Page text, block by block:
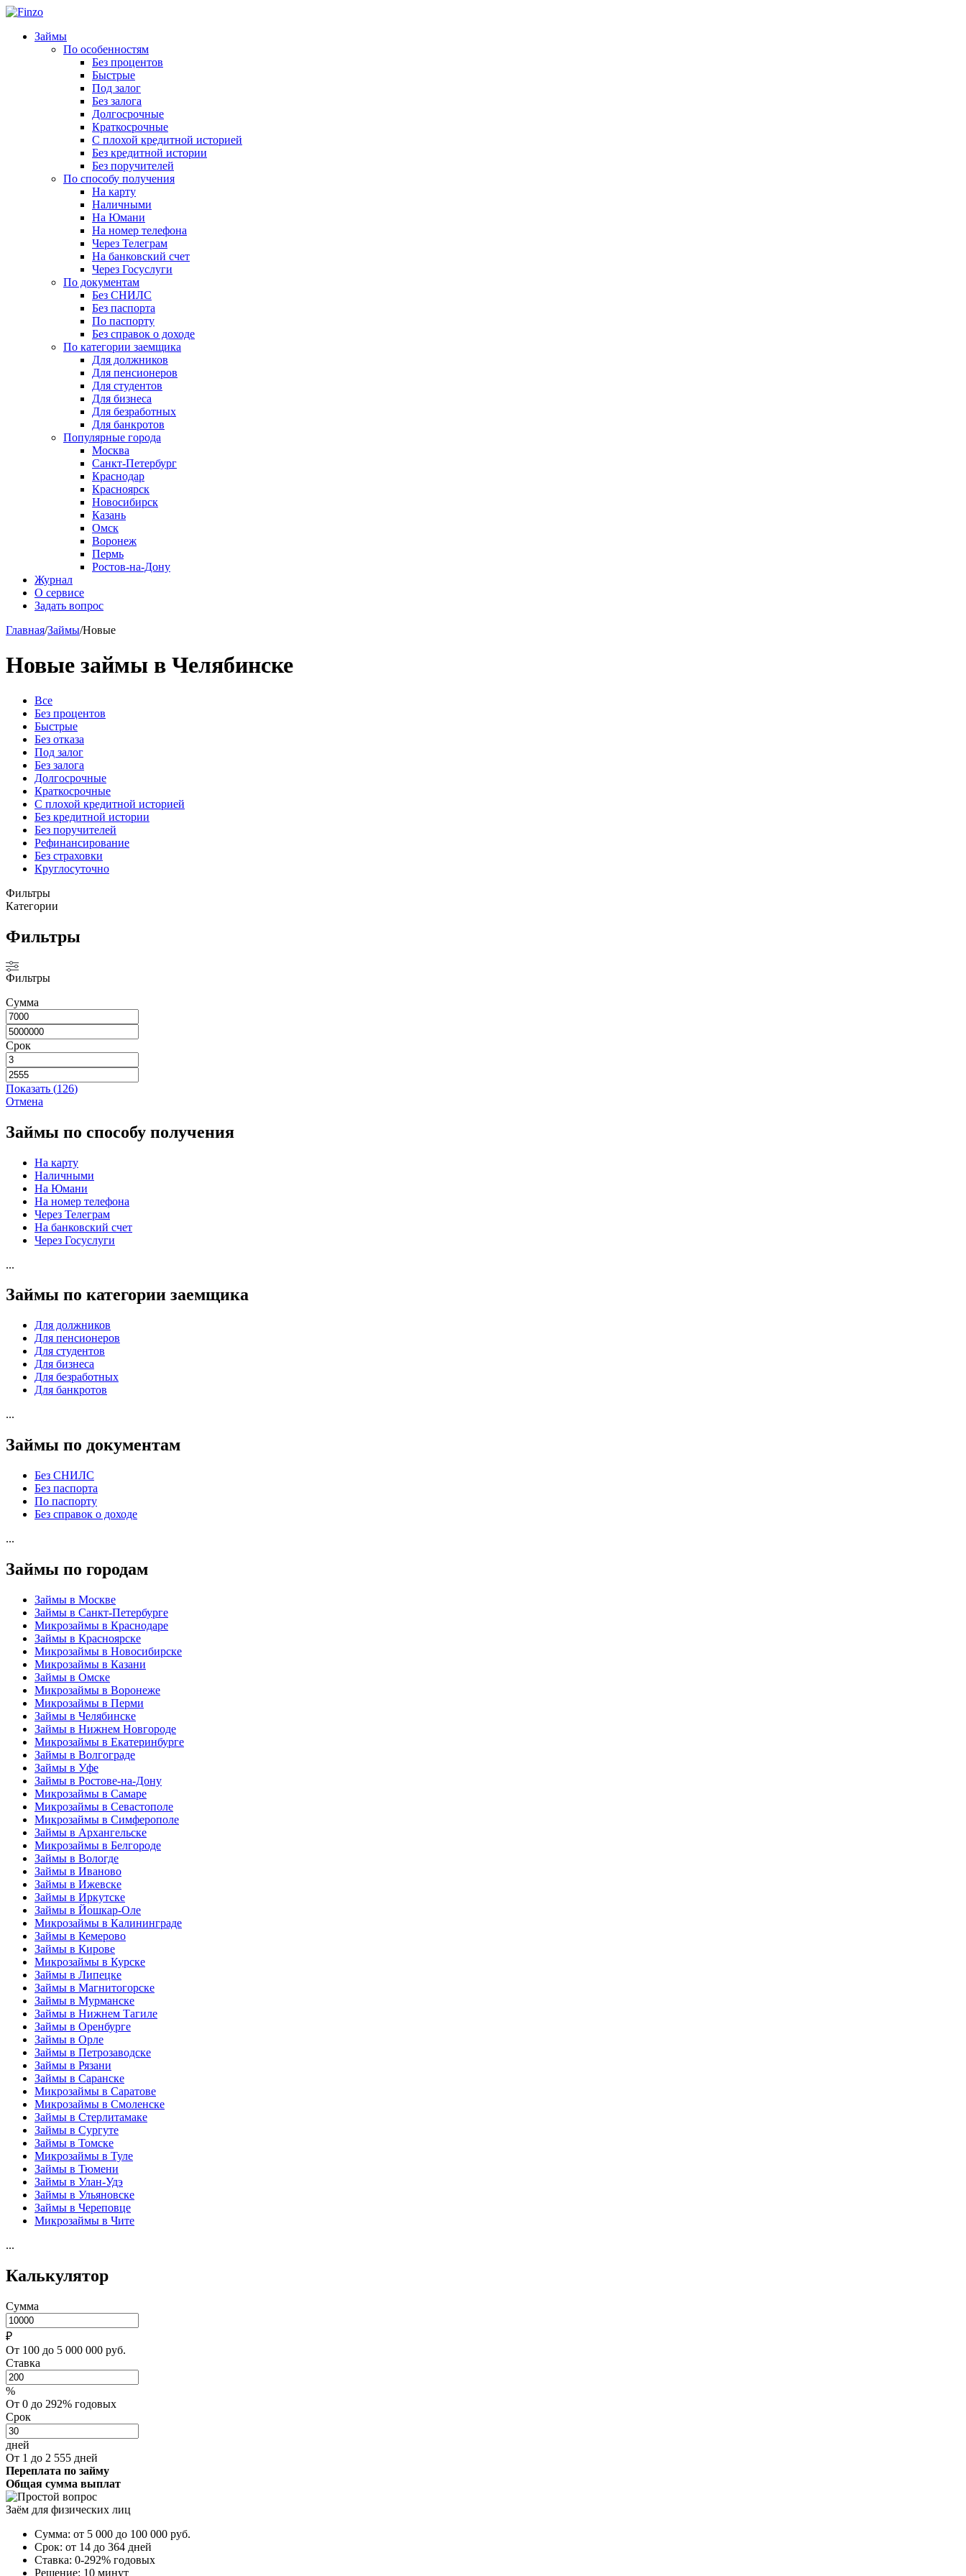
Займы
По особенностям
Без процентов
Быстрые
Под залог
Без залога
Долгосрочные
Краткосрочные
С плохой кредитной историей
Без кредитной истории
Без поручителей
По способу получения
На карту
Наличными
На Юмани
На номер телефона
Через Телеграм
На банковский счет
Через Госуслуги
По документам
Без СНИЛС
Без паспорта
По паспорту
Без справок о доходе
По категории заемщика
Для должников
Для пенсионеров
Для студентов
Для бизнеса
Для безработных
Для банкротов
Популярные города
Москва
Санкт-Петербург
Краснодар
Красноярск
Новосибирск
Казань
Омск
Воронеж
Пермь
Ростов-на-Дону
Журнал
О сервисе
Задать вопрос
Главная/Займы/Новые
Новые займы в Челябинске
Все
Без процентов
Быстрые
Без отказа
Под залог
Без залога
Долгосрочные
Краткосрочные
С плохой кредитной историей
Без кредитной истории
Без поручителей
Рефинансирование
Без страховки
Круглосуточно
Фильтры
Категории
Фильтры
Фильтры
Сумма
Срок
Показать (126)
Отмена
Займы по способу получения
На карту
Наличными
На Юмани
На номер телефона
Через Телеграм
На банковский счет
Через Госуслуги
...
Займы по категории заемщика
Для должников
Для пенсионеров
Для студентов
Для бизнеса
Для безработных
Для банкротов
...
Займы по документам
Без СНИЛС
Без паспорта
По паспорту
Без справок о доходе
...
Займы по городам
Займы в Москве
Займы в Санкт-Петербурге
Микрозаймы в Краснодаре
Займы в Красноярске
Микрозаймы в Новосибирске
Микрозаймы в Казани
Займы в Омске
Микрозаймы в Воронеже
Микрозаймы в Перми
Займы в Челябинске
Займы в Нижнем Новгороде
Микрозаймы в Екатеринбурге
Займы в Волгограде
Займы в Уфе
Займы в Ростове-на-Дону
Микрозаймы в Самаре
Микрозаймы в Севастополе
Микрозаймы в Симферополе
Займы в Архангельске
Микрозаймы в Белгороде
Займы в Вологде
Займы в Иваново
Займы в Ижевске
Займы в Иркутске
Займы в Йошкар-Оле
Микрозаймы в Калининграде
Займы в Кемерово
Займы в Кирове
Микрозаймы в Курске
Займы в Липецке
Займы в Магнитогорске
Займы в Мурманске
Займы в Нижнем Тагиле
Займы в Оренбурге
Займы в Орле
Займы в Петрозаводске
Займы в Рязани
Займы в Саранске
Микрозаймы в Саратове
Микрозаймы в Смоленске
Займы в Стерлитамаке
Займы в Сургуте
Займы в Томске
Микрозаймы в Туле
Займы в Тюмени
Займы в Улан-Удэ
Займы в Ульяновске
Займы в Череповце
Микрозаймы в Чите
...
Калькулятор
Сумма
₽
От 100 до 5 000 000 руб.
Ставка
%
От 0 до 292% годовых
Срок
дней
От 1 до 2 555 дней
Переплата по займу
Общая сумма выплат
Заём для физических лиц
Сумма: от 5 000 до 100 000 руб.
Срок: от 14 до 364 дней
Ставка: 0-292% годовых
Решение: 10 минут